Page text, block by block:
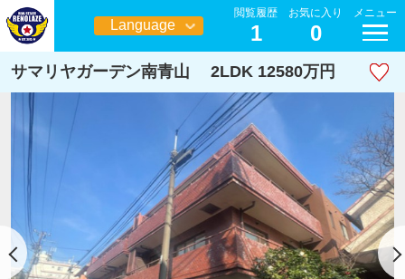
Language
日本語
閲覧履歴
1
お気に入り
0
メニュー
サマリヤガーデン南青山 2LDK 12580万円